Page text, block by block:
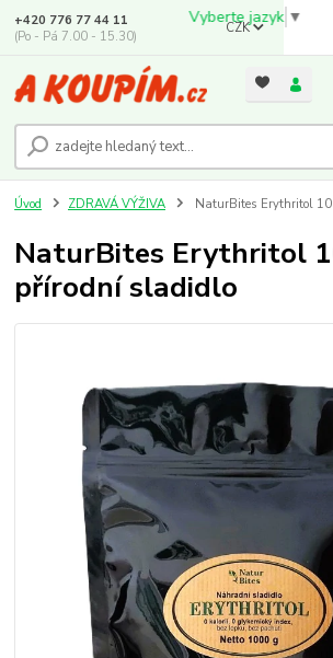
Vyberte jazyk ▼
CZK
+420 776 77 44 11
(Po - Pá 7.00 - 15.30)
Úvod ZDRAVÁ VÝŽIVA NaturBites Erythritol
NaturBites Erythritol
přírodní sladidlo